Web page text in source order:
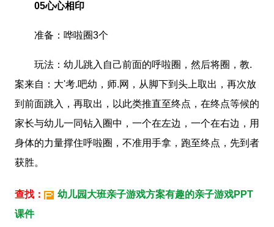
05心心相印
准备：哗啦圈3个
玩法：幼儿跳入自己前面的呼啦圈，然后将圈，教.
案来自：大'考.吧幼，师.网，从脚下到头上取出，再次放
到前面跳入，再取出，以此类推直至终点，在终点等候的
家长与幼儿一同钻入圈中，一个在左边，一个在右边，用
身体的力量撑住呼啦圈，不准用手拿，跑至终点，先到者
获胜。
查找：
幼儿园大班亲子游戏方案有趣的亲子游戏PPT
课件